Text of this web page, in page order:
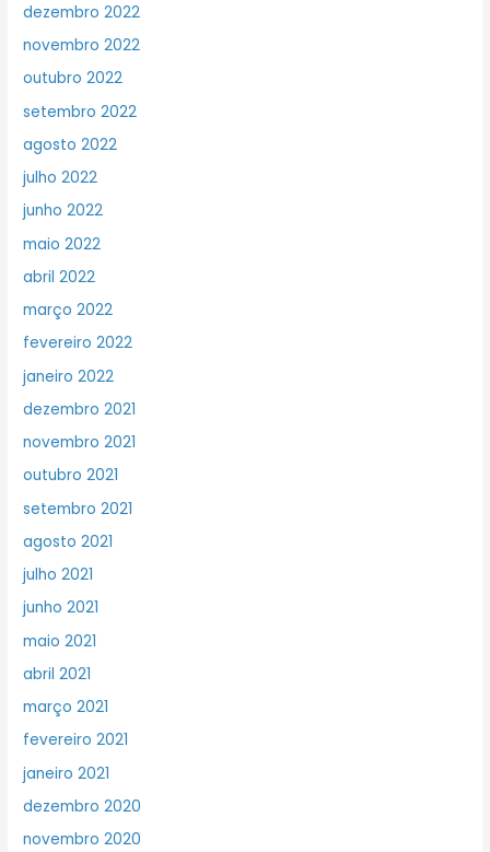
dezembro 2022
novembro 2022
outubro 2022
setembro 2022
agosto 2022
julho 2022
junho 2022
maio 2022
abril 2022
março 2022
fevereiro 2022
janeiro 2022
dezembro 2021
novembro 2021
outubro 2021
setembro 2021
agosto 2021
julho 2021
junho 2021
maio 2021
abril 2021
março 2021
fevereiro 2021
janeiro 2021
dezembro 2020
novembro 2020